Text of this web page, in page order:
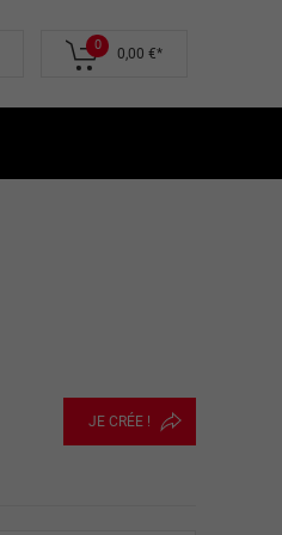
0
0,00 €*
JE CRÉE !